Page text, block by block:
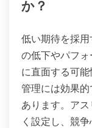
か？
低い期待を採
の低下やパフ
に直面する可
管理には効果
あります。ア
く設定し、競